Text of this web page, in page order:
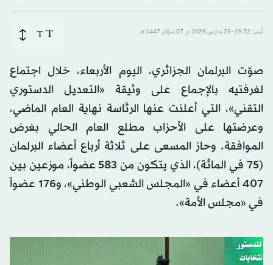
نُشر: 19:32-25 مارس 2026 م ـ 07 شوّال 1447 هـ T
T
صوّت البرلمان الجزائري، اليوم الأربعاء، خلال اجتماع
لغرفتيه بالإجماع على وثيقة «التعديل الدستوري
التقني»، التي أعلنت عنها الرئاسة نهاية العام الماضي،
وعرضتها على الأحزاب مطلع العام الحالي بغرض
الموافقة. وحاز المسعى على ثلاثة أرباع أعضاء البرلمان
(75 في المائة)، الذي يتكون من 583 عضواً، موزعين بين
407 أعضاء في «المجلس الشعبي الوطني»، و176 عضواً
في «مجلس الأمة».